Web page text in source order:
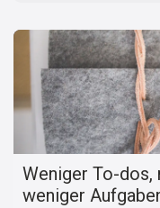
Weniger To-dos,
weniger